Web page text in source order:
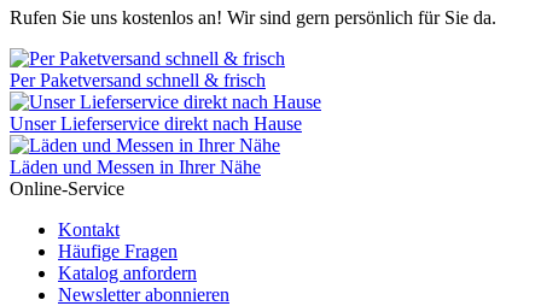
Rufen Sie uns kostenlos an! Wir sind gern persönlich für Sie da.
Per Paketversand schnell & frisch
Unser Lieferservice direkt nach Hause
Läden und Messen in Ihrer Nähe
Online-Service
Kontakt
Häufige Fragen
Katalog anfordern
Newsletter abonnieren